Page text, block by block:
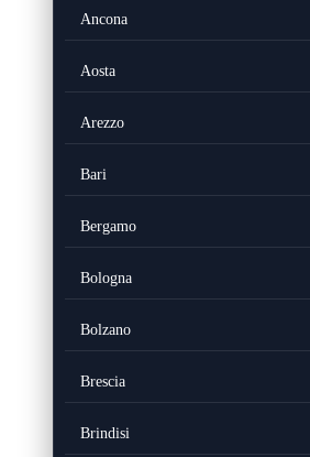
Ancona
Aosta
Arezzo
Bari
Bergamo
Bologna
Bolzano
Brescia
Brindisi